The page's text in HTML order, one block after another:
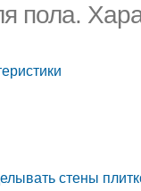
пола.
стены